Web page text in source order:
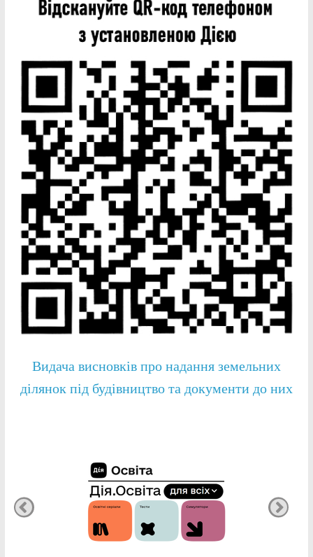
Видача висновків про надання земельних
ділянок під будівництво та документи до них